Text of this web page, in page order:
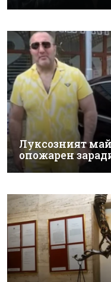
Луксозният
опожарен